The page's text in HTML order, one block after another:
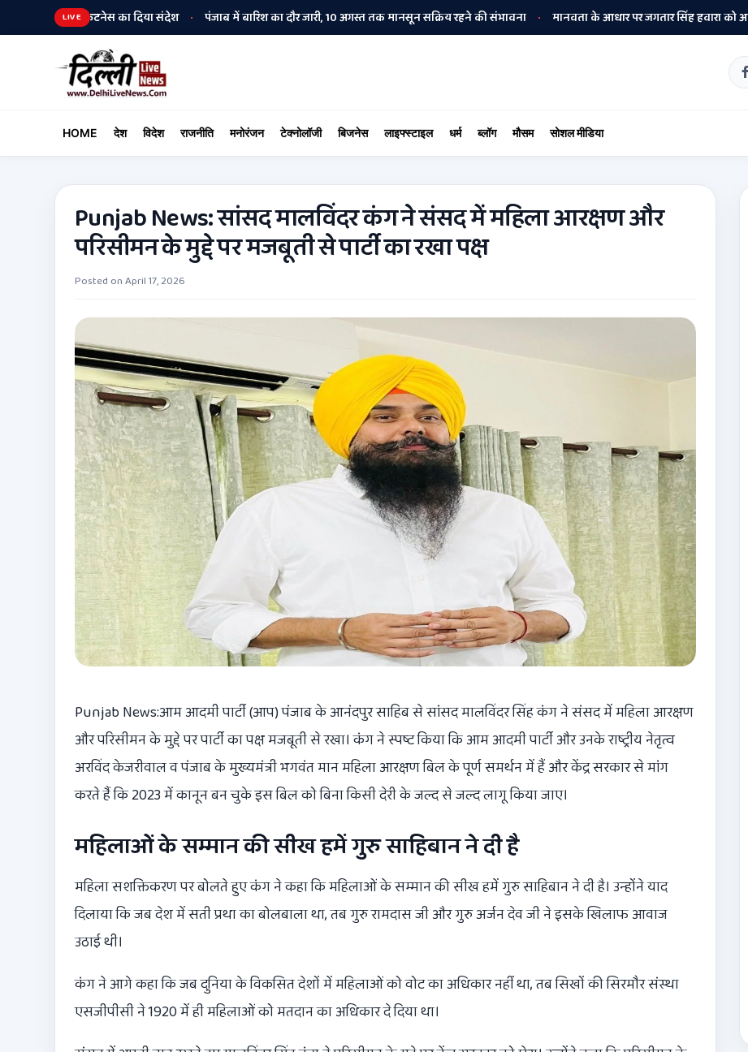
LIVE
और फिटनेस का दिया संदेश • पंजाब में बारिश का दौर जारी, 10 अगस्त तक मानसून सक्रिय रहने की संभावना • मानवता के आधार पर जगतार सिंह हवारा को अपनी
HOME देश विदेश राजनीति मनोरंजन टेक्नोलॉजी बिजनेस लाइफ्स्टाइल धर्म ब्लॉग मौसम सोशल मीडिया
Punjab News: सांसद मालविंदर कंग ने संसद में महिला आरक्षण और
परिसीमन के मुद्दे पर मजबूती से पार्टी का रखा पक्ष
Posted onApril 17, 2026
Punjab News:आम आदमी पार्टी (आप) पंजाब के आनंदपुर साहिब से सांसद मालविंदर सिंह कंग ने संसद में महिला आरक्षण
और परिसीमन के मुद्दे पर पार्टी का पक्ष मजबूती से रखा। कंग ने स्पष्ट किया कि आम आदमी पार्टी और उनके राष्ट्रीय नेतृत्व
अरविंद केजरीवाल व पंजाब के मुख्यमंत्री भगवंत मान महिला आरक्षण बिल के पूर्ण समर्थन में हैं और केंद्र सरकार से मांग
करते हैं कि 2023 में कानून बन चुके इस बिल को बिना किसी देरी के जल्द से जल्द लागू किया जाए।
महिलाओं के सम्मान की सीख हमें गुरु साहिबान ने दी है
महिला सशक्तिकरण पर बोलते हुए कंग ने कहा कि महिलाओं के सम्मान की सीख हमें गुरु साहिबान ने दी है। उन्होंने याद
दिलाया कि जब देश में सती प्रथा का बोलबाला था, तब गुरु रामदास जी और गुरु अर्जन देव जी ने इसके खिलाफ आवाज
उठाई थी।
कंग ने आगे कहा कि जब दुनिया के विकसित देशों में महिलाओं को वोट का अधिकार नहीं था, तब सिखों की सिरमौर संस्था
एसजीपीसी ने 1920 में ही महिलाओं को मतदान का अधिकार दे दिया था।